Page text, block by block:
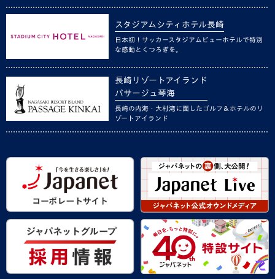
スタジアムシティホテル長崎
日本初！サッカースタジアムビューホテルで特別
な感動とくつろぎを。
長崎リゾートアイランド
パサージュ琴海
長崎の内海・大村湾に面したゴルフ＆ホテルのリ
ゾートアイランド